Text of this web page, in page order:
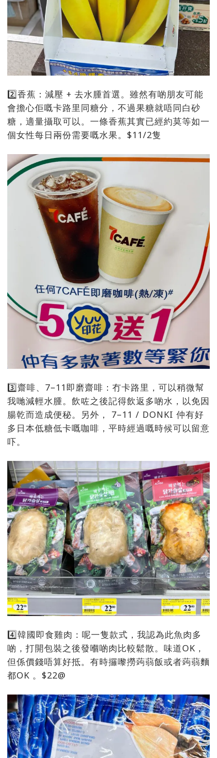
2️⃣香蕉：減壓 + 去水腫首選。雖然有啲朋友可能
會擔心佢嘅卡路里同糖分，不過果糖就唔同白砂
糖，適量攝取可以。一條香蕉其實已經約莫等如一
個女性每日兩份需要嘅水果。$11/2隻
3️⃣齋啡、7–11即磨齋啡：冇卡路里，可以稍微幫
我哋減輕水腫。飲咗之後記得飲返多啲水，以免因
腸乾而造成便秘。另外， 7–11 / DONKI 仲有好
多日本低糖低卡嘅咖啡，平時經過嘅時候可以留意
吓。
4️⃣韓國即食雞肉：呢一隻款式，我認為此魚肉多
啲，打開包裝之後發嗰啲肉比較鬆散。味道OK，
但係價錢唔算好抵。有時攞嚟撈蒟蒻飯或者蒟蒻麵
都OK 。$22@